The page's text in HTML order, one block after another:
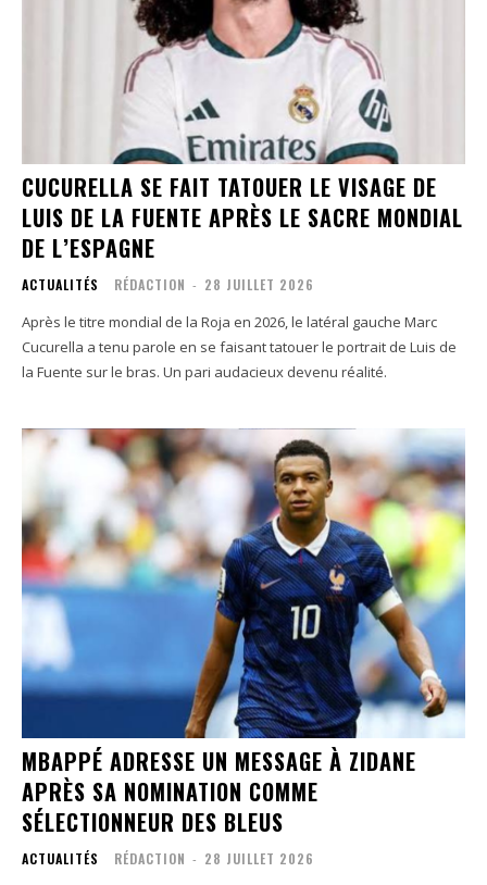
CUCURELLA SE FAIT TATOUER LE VISAGE DE
LUIS DE LA FUENTE APRÈS LE SACRE MONDIAL
DE L’ESPAGNE
ACTUALITÉS RÉDACTION - 28 JUILLET 2026
Après le titre mondial de la Roja en 2026, le latéral gauche Marc
Cucurella a tenu parole en se faisant tatouer le portrait de Luis de
la Fuente sur le bras. Un pari audacieux devenu réalité.
MBAPPÉ ADRESSE UN MESSAGE À ZIDANE
APRÈS SA NOMINATION COMME
SÉLECTIONNEUR DES BLEUS
ACTUALITÉS RÉDACTION - 28 JUILLET 2026